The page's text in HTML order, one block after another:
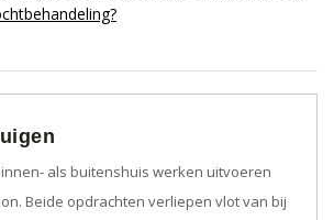
als buitenshuis werken uitvoeren
Beide opdrachten verliepen vlot van bij